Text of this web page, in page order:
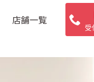
店舗一覧